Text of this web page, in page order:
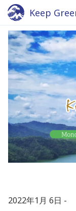
Keep
2022年1月 6日